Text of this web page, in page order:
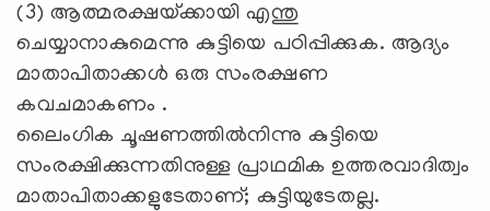
(3) ആത്മരക്ഷയ്‌ക്കായി എന്തു
ചെയ്യാനാകുമെന്നു കുട്ടിയെ പഠിപ്പിക്കുക. ആദ്യം
മാതാപിതാക്കൾ ഒരു സംരക്ഷണ
കവചമാകണം .
ലൈംഗിക ചൂഷണത്തിൽനിന്നു കുട്ടിയെ
സംരക്ഷിക്കുന്നതിനുള്ള പ്രാഥമിക ഉത്തരവാദിത്വം
മാതാപിതാക്കളുടേതാണ്‌; കുട്ടിയുടേതല്ല.